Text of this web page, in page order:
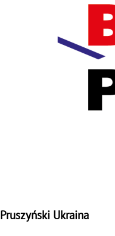
Pruszyński Ukraina